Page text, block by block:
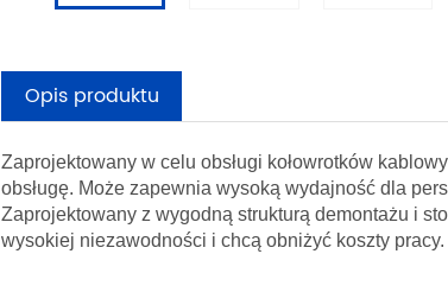
Opis produktu
Zaprojektowany w celu obsługi kołowrotków
obsługę. Może zapewnia wysoką wydajność dla
Zaprojektowany z wygodną strukturą demontażu i
wysokiej niezawodności i chcą obniżyć koszty pracy.